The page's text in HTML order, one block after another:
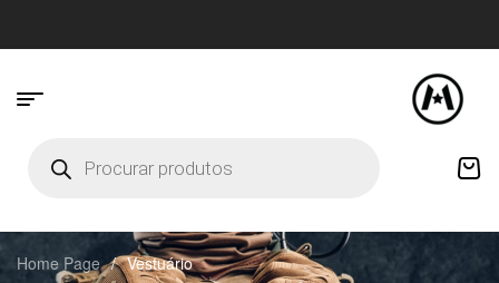
Home Page / Vestuário